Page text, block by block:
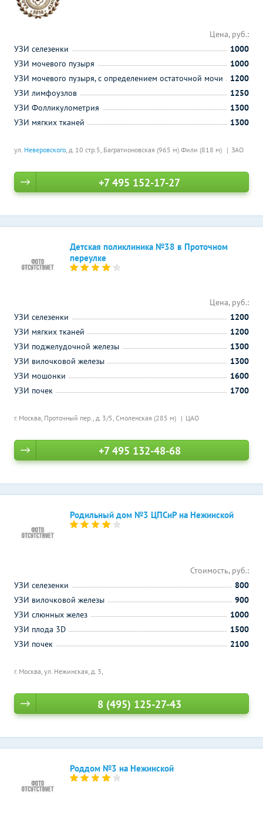
ул. Неверовского, д. 10 стр.5, Багратионовская (965 м) Фили (818 м) ЗАО
Цена, руб.:
УЗИ селезенки
1000
УЗИ мочевого пузыря
1000
УЗИ мочевого пузыря, с определением остаточной мочи
1200
УЗИ лимфоузлов
1250
УЗИ Фолликулометрия
1300
УЗИ мягких тканей
1300
+7 495 152-17-27
Детская поликлиника №38 в Проточном
переулке
г. Москва, Проточный пер., д. 3/5, Смоленская (285 м) ЦАО
Цена, руб.:
УЗИ селезенки
1200
УЗИ мягких тканей
1200
УЗИ поджелудочной железы
1300
УЗИ вилочковой железы
1300
УЗИ мошонки
1600
УЗИ почек
1700
+7 495 132-48-68
Родильный дом №3 ЦПСиР на Нежинской
г. Москва, ул. Нежинская, д. 3,
Стоимость, руб.:
УЗИ селезенки
800
УЗИ вилочковой железы
900
УЗИ слюнных желез
1000
УЗИ плода 3D
1500
УЗИ почек
2100
8 (495) 125-27-43
Роддом №3 на Нежинской